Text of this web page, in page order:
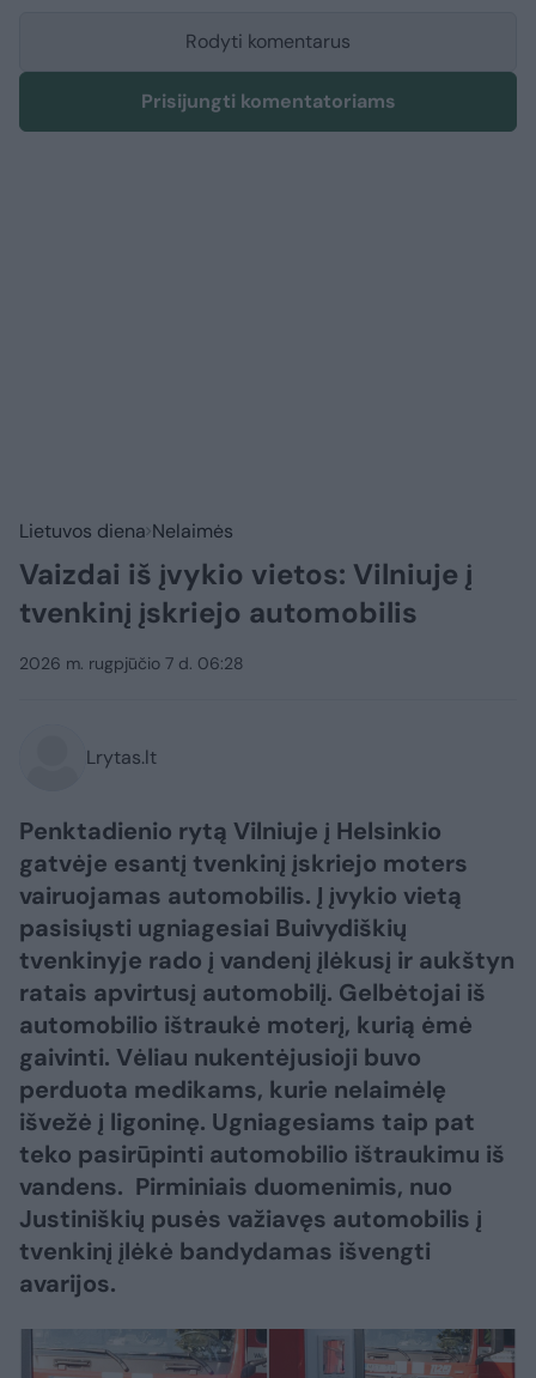
Rodyti komentarus
Prisijungti komentatoriams
Lietuvos diena Nelaimės
Vaizdai iš įvykio vietos: Vilniuje į
tvenkinį įskriejo automobilis
2026 m. rugpjūčio 7 d. 06:28
Lrytas.lt
Penktadienio rytą Vilniuje į Helsinkio
gatvėje esantį tvenkinį įskriejo moters
vairuojamas automobilis. Į įvykio vietą
pasisiųsti ugniagesiai Buivydiškių
tvenkinyje rado į vandenį įlėkusį ir aukštyn
ratais apvirtusį automobilį. Gelbėtojai iš
automobilio ištraukė moterį, kurią ėmė
gaivinti. Vėliau nukentėjusioji buvo
perduota medikams, kurie nelaimėlę
išvežė į ligoninę. Ugniagesiams taip pat
teko pasirūpinti automobilio ištraukimu iš
vandens. Pirminiais duomenimis, nuo
Justiniškių pusės važiavęs automobilis į
tvenkinį įlėkė bandydamas išvengti
avarijos.